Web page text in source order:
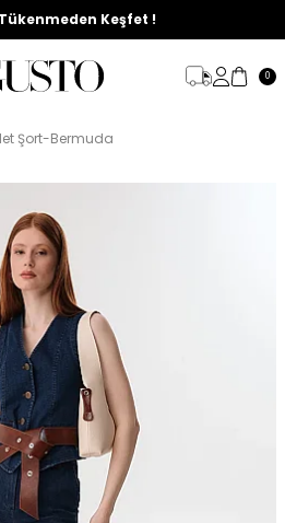
Yaz İndirim Başladı !
Keşfet !
0
Şort-Bermuda